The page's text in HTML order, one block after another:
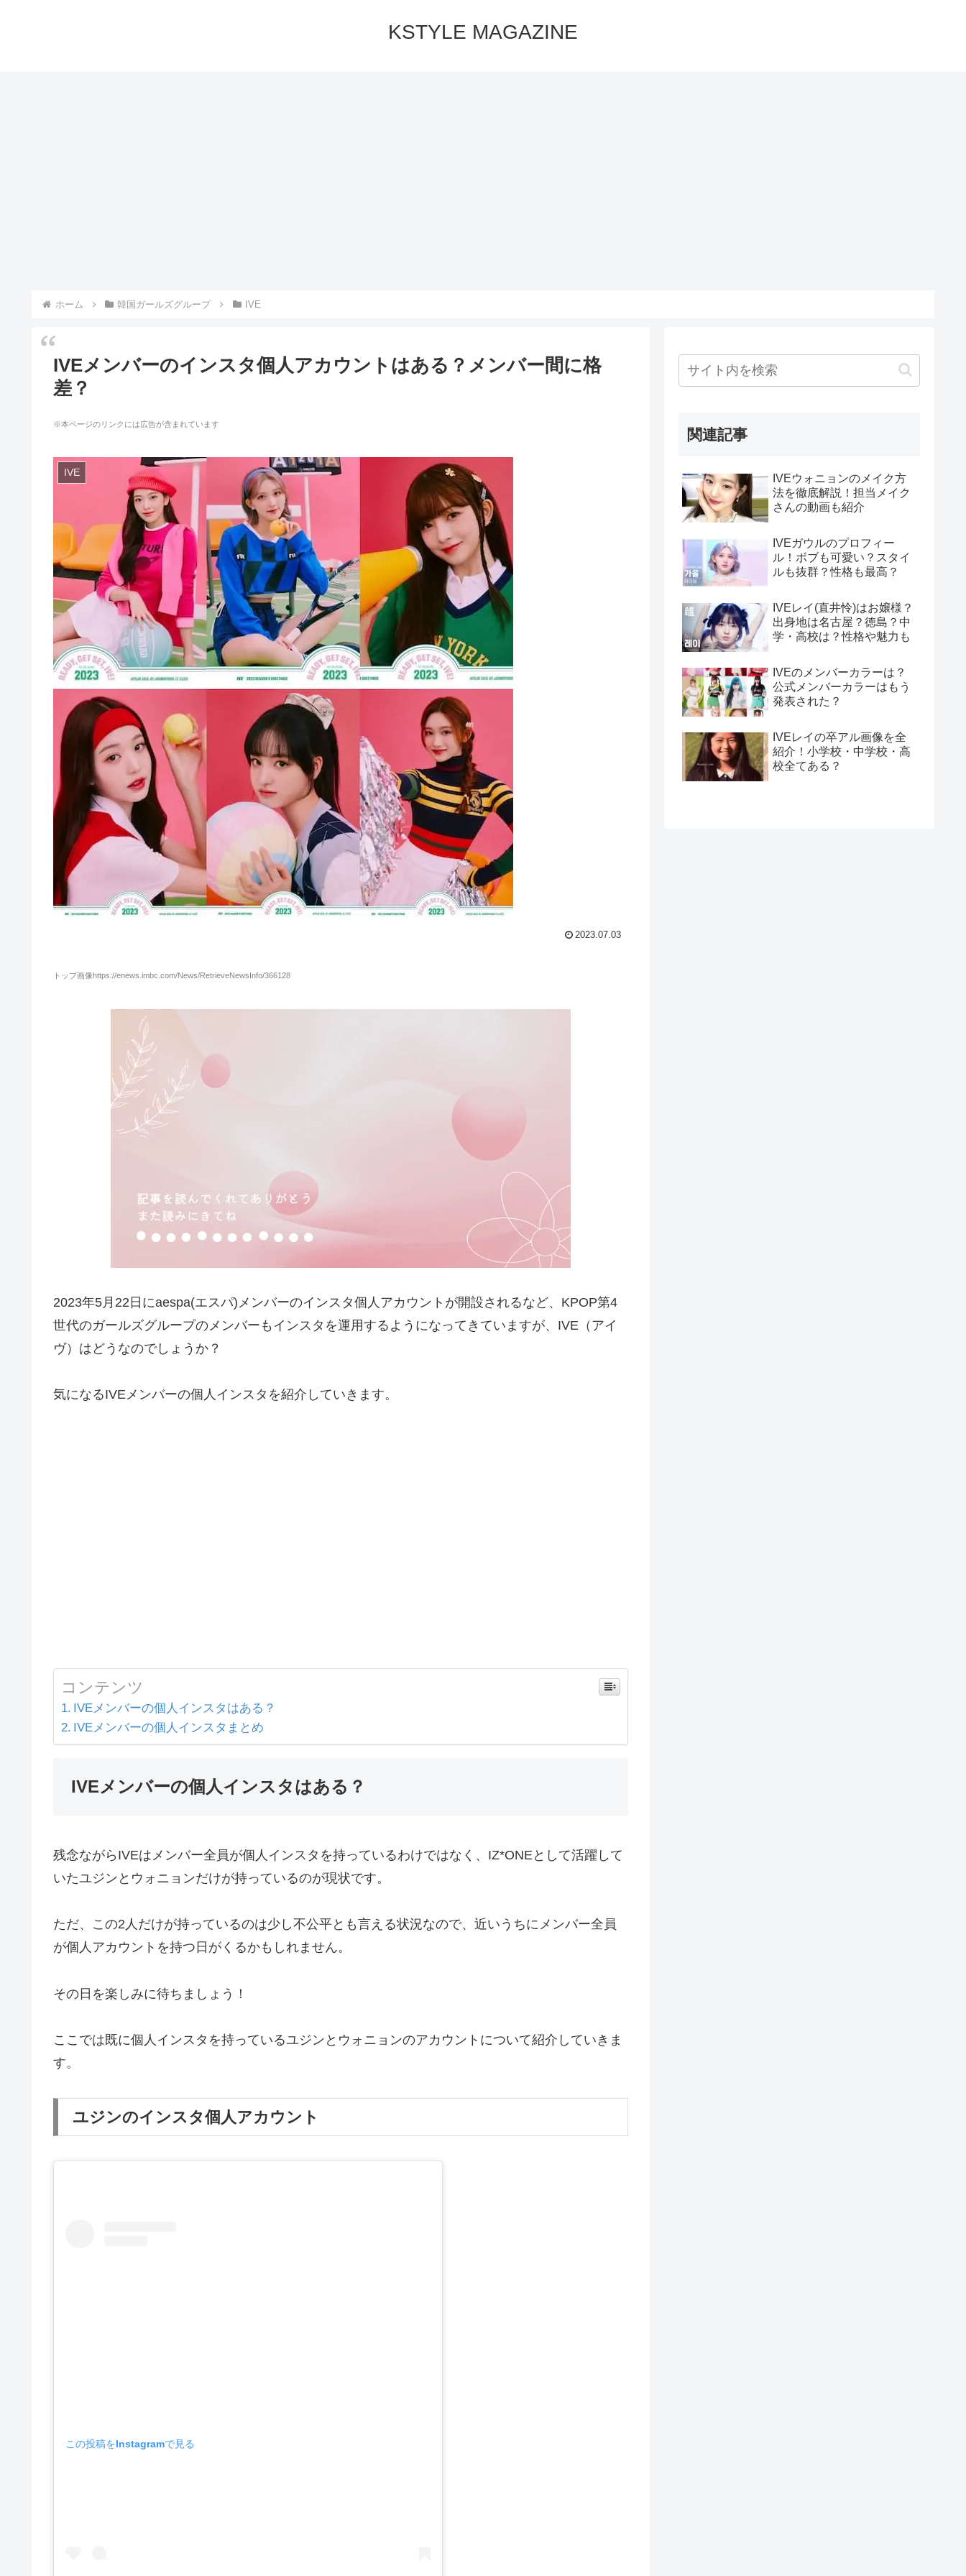
KSTYLE MAGAZINE
ホーム 韓国ガールズグループ IVE
IVEメンバーのインスタ個人アカウントはある？メンバー間に格
差？
※本ページのリンクには広告が含まれています
IVE
2023.07.03
トップ画像https://enews.imbc.com/News/RetrieveNewsInfo/366128
2023年5月22日にaespa(エスパ)メンバーのインスタ個人アカウントが開設されるなど、KPOP第4
世代のガールズグループのメンバーもインスタを運用するようになってきていますが、IVE（アイ
ヴ）はどうなのでしょうか？
気になるIVEメンバーの個人インスタを紹介していきます。
コンテンツ
IVEメンバーの個人インスタはある？
IVEメンバーの個人インスタまとめ
IVEメンバーの個人インスタはある？
残念ながらIVEはメンバー全員が個人インスタを持っているわけではなく、IZ*ONEとして活躍して
いたユジンとウォニョンだけが持っているのが現状です。
ただ、この2人だけが持っているのは少し不公平とも言える状況なので、近いうちにメンバー全員
が個人アカウントを持つ日がくるかもしれません。
その日を楽しみに待ちましょう！
ここでは既に個人インスタを持っているユジンとウォニョンのアカウントについて紹介していきま
す。
ユジンのインスタ個人アカウント
この投稿をInstagramで見る
関連記事
IVEウォニョンのメイク方
法を徹底解説！担当メイク
さんの動画も紹介
IVEガウルのプロフィー
ル！ボブも可愛い？スタイ
ルも抜群？性格も最高？
IVEレイ(直井怜)はお嬢様？
出身地は名古屋？徳島？中
学・高校は？性格や魅力も
IVEのメンバーカラーは？
公式メンバーカラーはもう
発表された？
IVEレイの卒アル画像を全
紹介！小学校・中学校・高
校全てある？